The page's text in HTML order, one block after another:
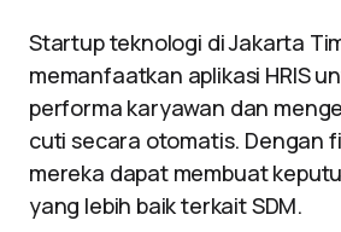
Startup teknologi di Jakarta
memanfaatkan aplikasi HRIS
performa karyawan dan
cuti secara otomatis. Dengan
mereka dapat membuat
yang lebih baik terkait SDM.